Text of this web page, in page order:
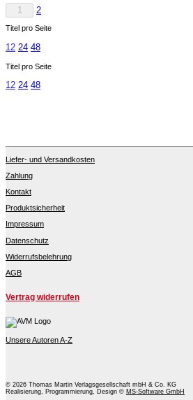
1 2
Titel pro Seite
12 24 48
Titel pro Seite
12 24 48
Liefer- und Versandkosten
Zahlung
Kontakt
Produktsicherheit
Impressum
Datenschutz
Widerrufsbelehrung
AGB
Vertrag widerrufen
Unsere Autoren A-Z
© 2026 Thomas Martin Verlagsgesellschaft mbH & Co. KG
Realisierung, Programmierung, Design © MS-Software GmbH